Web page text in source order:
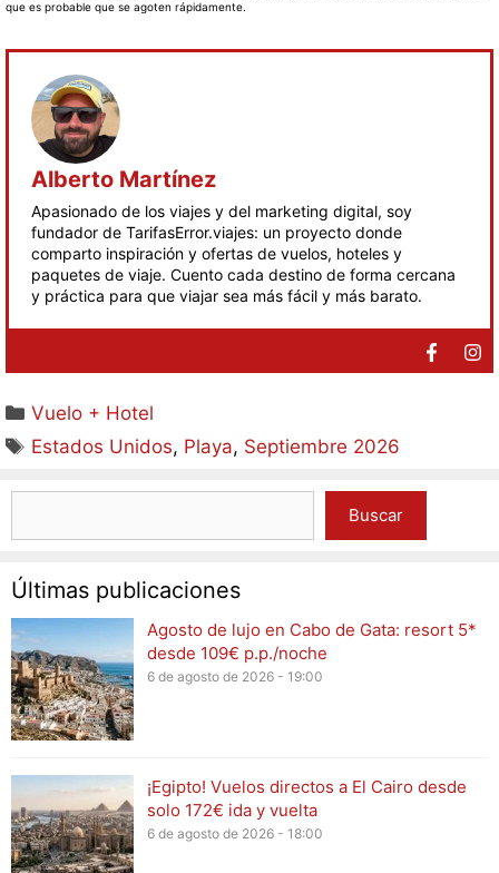
que es probable que se agoten rápidamente.
Alberto Martínez
Apasionado de los viajes y del marketing digital, soy
fundador de TarifasError.viajes: un proyecto donde
comparto inspiración y ofertas de vuelos, hoteles y
paquetes de viaje. Cuento cada destino de forma cercana
y práctica para que viajar sea más fácil y más barato.
Vuelo + Hotel
Estados Unidos, Playa, Septiembre 2026
Buscar
Últimas publicaciones
Agosto de lujo en Cabo de Gata: resort 5*
desde 109€ p.p./noche
6 de agosto de 2026 - 19:00
¡Egipto! Vuelos directos a El Cairo desde
solo 172€ ida y vuelta
6 de agosto de 2026 - 18:00